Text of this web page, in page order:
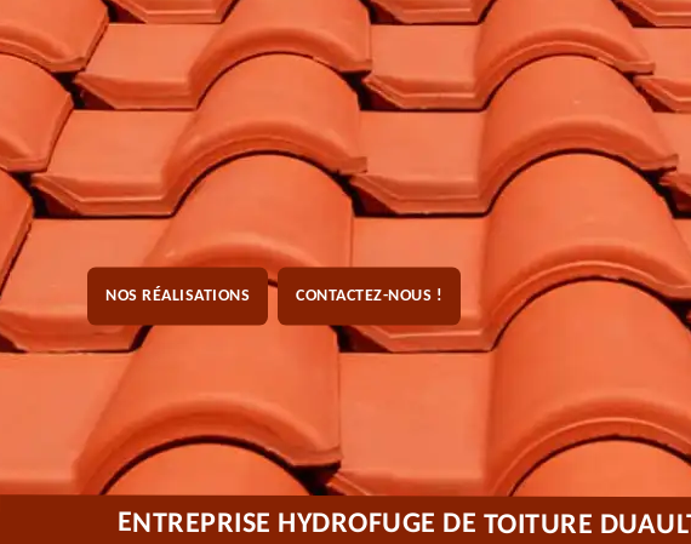
NOS RÉALISATIONS CONTACTEZ-NOUS !
ENTREPRISE HYDROFUGE DE TOITURE